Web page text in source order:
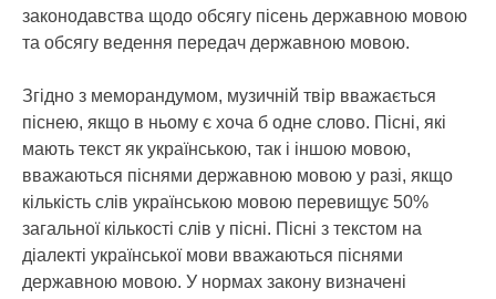
законодавства щодо обсягу пісень державною мовою
та обсягу ведення передач державною мовою.
Згідно з меморандумом, музичній твір вважається
піснею, якщо в ньому є хоча б одне слово. Пісні, які
мають текст як українською, так і іншою мовою,
вважаються піснями державною мовою у разі, якщо
кількість слів українською мовою перевищує 50%
загальної кількості слів у пісні. Пісні з текстом на
діалекті української мови вважаються піснями
державною мовою. У нормах закону визначені